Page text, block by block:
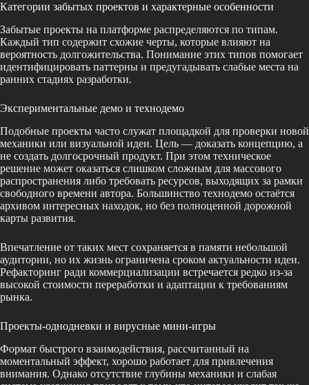
Категории забытых проектов и характерные особенности
Забытые проекты на платформе распределяются по типам.
Каждый тип содержит схожие черты, которые влияют на
вероятность долгожительства. Понимание этих типов помогает
идентифицировать паттерны и предугадывать слабые места на
ранних стадиях разработки.
Экспериментальные демо и технодемо
Подобные проекты часто служат площадкой для проверки новой
механики или визуальной идеи. Цель — доказать концепцию, а
не создать долгосрочный продукт. При этом техническое
решение может оказаться слишком сложным для массового
распространения либо требовать ресурсов, выходящих за рамки
свободного времени автора. Большинство технодемо остаётся
архивом интересных находок, но без полноценной дорожной
карты развития.
Впечатление от таких мест сохраняется в памяти небольшой
аудитории, но их жизнь ограничена сроком актуальности идеи.
Рефакторинг ради коммерциализации встречается редко из-за
высокой стоимости переработки и адаптации к требованиям
рынка.
Проекты-однодневки и вирусные мини-игры
Формат быстрого взаимодействия, рассчитанный на
моментальный эффект, хорошо работает для привлечения
внимания. Однако отсутствие глубины механики и слабая